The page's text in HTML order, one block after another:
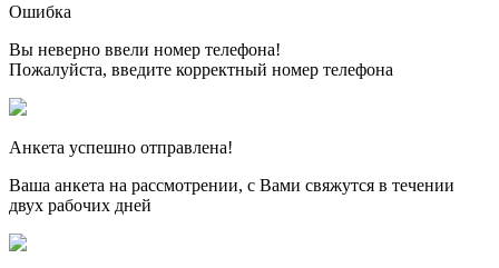
Ошибка
Вы неверно ввели номер телефона!
Пожалуйста, введите корректный номер телефона
Анкета успешно отправлена!
Ваша анкета на рассмотрении, с Вами свяжутся в течении
двух рабочих дней